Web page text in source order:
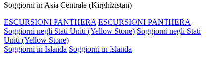
Soggiorni in Asia Centrale (Kirghizistan)
ESCURSIONI PANTHERA ESCURSIONI PANTHERA
Soggiorni negli Stati Uniti (Yellow Stone) Soggiorni negli Stati
Uniti (Yellow Stone)
Soggiorni in Islanda Soggiorni in Islanda